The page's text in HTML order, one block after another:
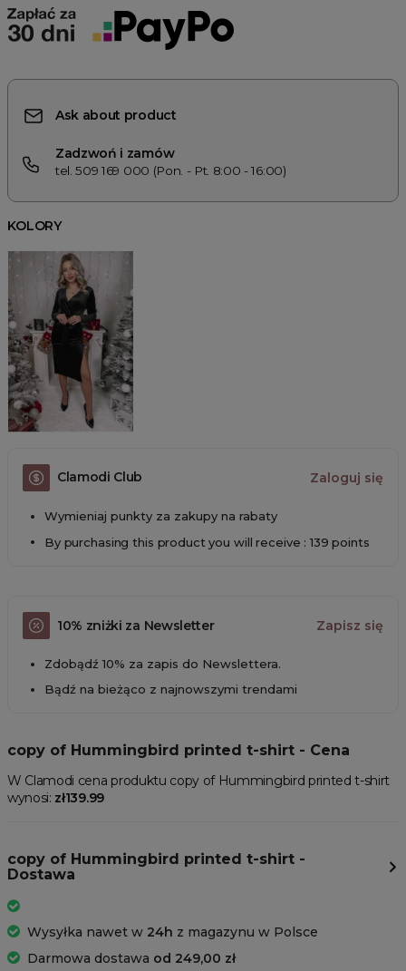
Ask about product
Zadzwoń i zamów
tel. 509 169 000 (Pon. - Pt. 8:00 - 16:00)
KOLORY
Clamodi Club Zaloguj się
Wymieniaj punkty za zakupy na rabaty
By purchasing this product you will receive : 139 points
10% zniżki za Newsletter Zapisz się
Zdobądź 10% za zapis do Newslettera.
Bądź na bieżąco z najnowszymi trendami
copy of Hummingbird printed t-shirt - Cena
W Clamodi cena produktu copy of Hummingbird printed t-shirt
wynosi: zł139.99
copy of Hummingbird printed t-shirt -
Dostawa
Wysyłka nawet w 24h z magazynu w Polsce
Darmowa dostawa od 249,00 zł